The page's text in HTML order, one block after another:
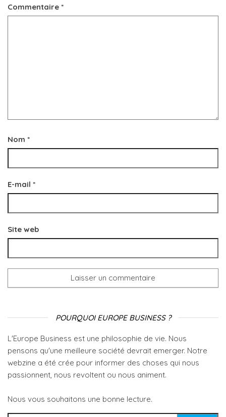
Commentaire *
Nom *
E-mail *
Site web
POURQUOI EUROPE BUSINESS ?
L'Europe Business est une philosophie de vie. Nous
pensons qu'une meilleure société devrait emerger. Notre
webzine a été crée pour informer des choses qui nous
passionnent, nous revoltent ou nous animent.
Nous vous souhaitons une bonne lecture.